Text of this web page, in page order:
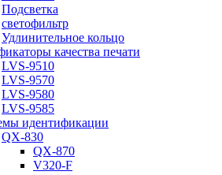
Подсветка
светофильтр
Удлинительное кольцо
качества печати
LVS-9510
LVS-9570
LVS-9580
LVS-9585
идентификации
QX-830
QX-870
V320-F